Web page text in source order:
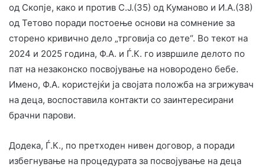
од Скопје, како и против С.Ј.(35) од Куманово и И.А.(38)
од Тетово поради постоење основи на сомнение за
сторено кривично дело „трговија со дете“. Во текот на
2024 и 2025 година, Ф.А. и Ѓ.К. го извршиле делото по
пат на незаконско посвојување на новородено бебе.
Имено, Ф.А. користејќи ја својата положба на згрижувач
на деца, воспоставила контакти со заинтересирани
брачни парови.
Додека, Ѓ.К., по претходен нивен договор, а поради
избегнување на процедурата за посвојување на деца